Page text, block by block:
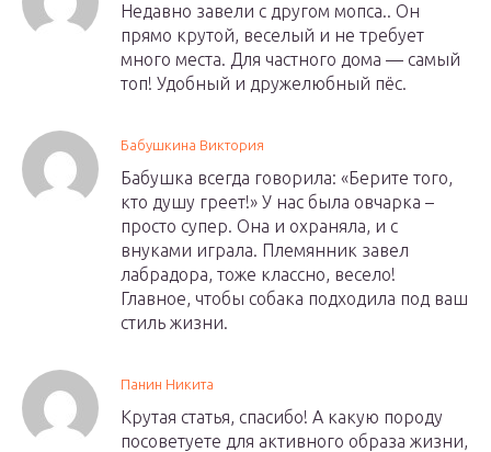
Недавно завели с другом мопса.. Он
прямо крутой, веселый и не требует
много места. Для частного дома — самый
топ! Удобный и дружелюбный пёс.
Бабушкина Виктория
Бабушка всегда говорила: «Берите того,
кто душу греет!» У нас была овчарка –
просто супер. Она и охраняла, и с
внуками играла. Племянник завел
лабрадора, тоже классно, весело!
Главное, чтобы собака подходила под ваш
стиль жизни.
Панин Никита
Крутая статья, спасибо! А какую породу
посоветуете для активного образа жизни,